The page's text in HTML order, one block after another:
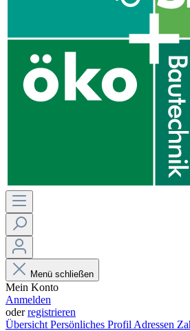
Menü schließen
Mein Konto
Anmelden
oderregistrieren
Übersicht Persönliches Profil Adressen